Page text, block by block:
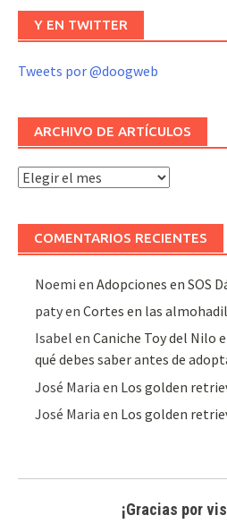
Y EN TWITTER
Tweets por @doogweb
ARCHIVO DE ARTÍCULOS
Archivo
COMENTARIOS RECIENTES
Noemi enAdopciones en SOS
patyenCortes en las
Isabel enCaniche Toy del Nilo
qué debes saber antes de
José Maria en Los golden
José Maria en Los golden
¡Gracias por